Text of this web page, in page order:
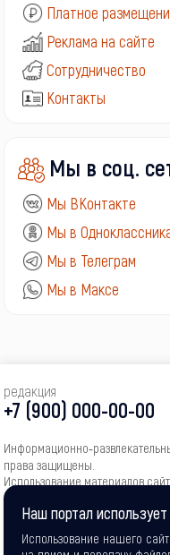
Платное
Реклама на сайте
Сотрудничество
Контакты
Мы в соц.
Мы ВКонтакте
Мы в
Мы в Телеграм
Мы в Максе
редакция
+7 (900) 000-00-00
права защищены.
Использование материалов
согласия администрации
16+
Наш портал
Использование нашего